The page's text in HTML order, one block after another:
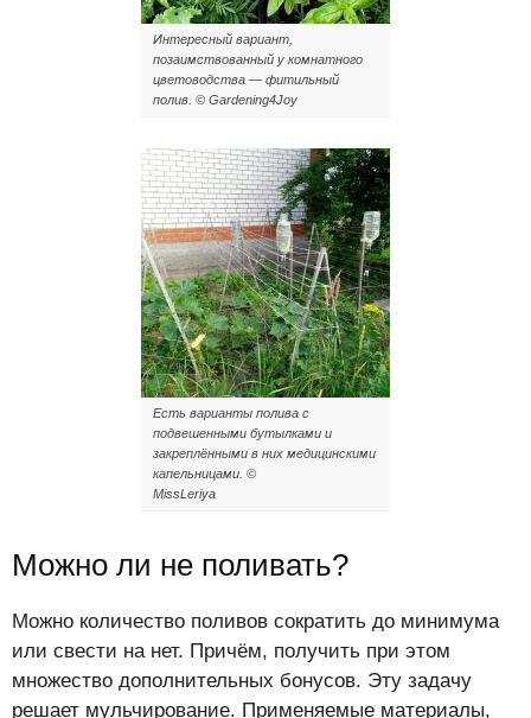
Интересный вариант,
позаимствованный у комнатного
цветоводства — фитильный
полив. © Gardening4Joy
Есть варианты полива с
подвешенными бутылками и
закреплёнными в них медицинскими
капельницами. ©
MissLeriya
Можно ли не поливать?
Можно количество поливов сократить до минимума
или свести на нет. Причём, получить при этом
множество дополнительных бонусов. Эту задачу
решает мульчирование. Применяемые материалы,